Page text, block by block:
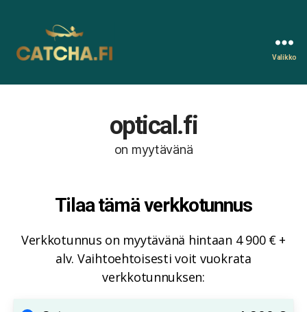
Valikko
optical.fi
on myytävänä
Tilaa tämä verkkotunnus
Verkkotunnus on myytävänä hintaan 4 900 € +
alv. Vaihtoehtoisesti voit vuokrata
verkkotunnuksen: